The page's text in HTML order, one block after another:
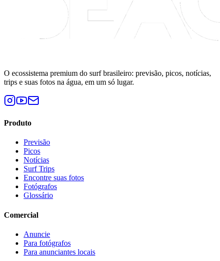
O ecossistema premium do surf brasileiro: previsão, picos, notícias,
trips e suas fotos na água, em um só lugar.
Produto
Previsão
Picos
Notícias
Surf Trips
Encontre suas fotos
Fotógrafos
Glossário
Comercial
Anuncie
Para fotógrafos
Para anunciantes locais